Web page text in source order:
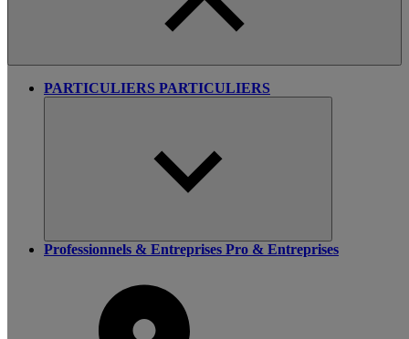
PARTICULIERS PARTICULIERS
Professionnels & Entreprises Pro & Entreprises